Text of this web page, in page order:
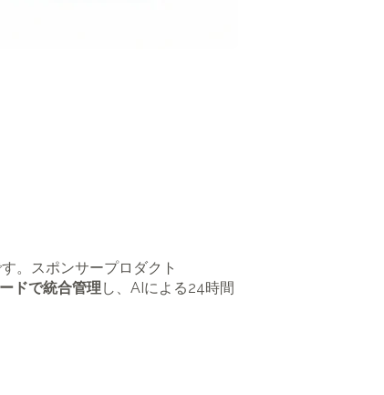
。スポンサープロダクト
ドで統合管理 し、AIによる24時間